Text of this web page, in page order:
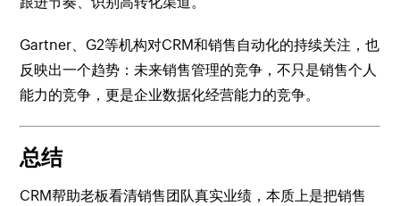
Gartner、G2等机构对CRM和销售自动化的持续关注，也
反映出一个趋势：未来销售管理的竞争，不只是销售个人
能力的竞争，更是企业数据化经营能力的竞争。
总结
CRM帮助老板看清销售团队真实业绩，本质上是把销售